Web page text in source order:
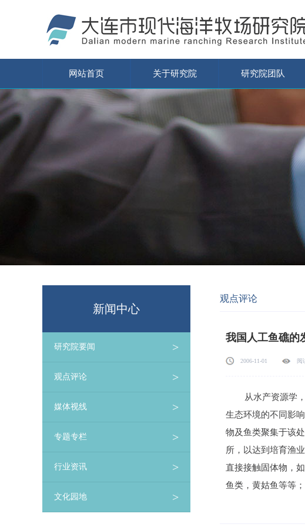
网站首页 关于研究院 研究院团队
新闻中心
研究院要闻 >
观点评论 >
媒体视线 >
专题专栏 >
行业资讯 >
文化园地 >
观点评论
我国人工鱼礁的
2006-11-01 阅
从水产资源学，
生态环境的不同影
物及鱼类聚集于该处
所，以达到培育渔
直接接触固体物，
鱼类，黄姑鱼等等